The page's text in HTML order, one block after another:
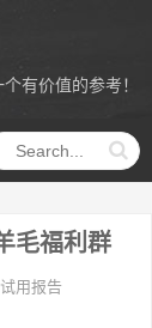
有价值的参考！
毛福利群
试用报告